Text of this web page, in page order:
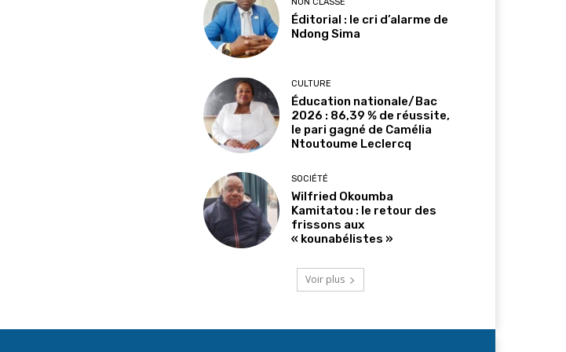
NON CLASSÉ
Éditorial : le cri d’alarme de
Ndong Sima
CULTURE
Éducation nationale/Bac
2026 : 86,39 % de réussite,
le pari gagné de Camélia
Ntoutoume Leclercq
SOCIÉTÉ
Wilfried Okoumba
Kamitatou : le retour des
frissons aux
« kounabélistes »
Voir plus